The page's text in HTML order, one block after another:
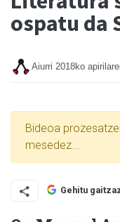
ospatu da
Aiurri 2018ko
Bideoa
mesedez...
Gehitu